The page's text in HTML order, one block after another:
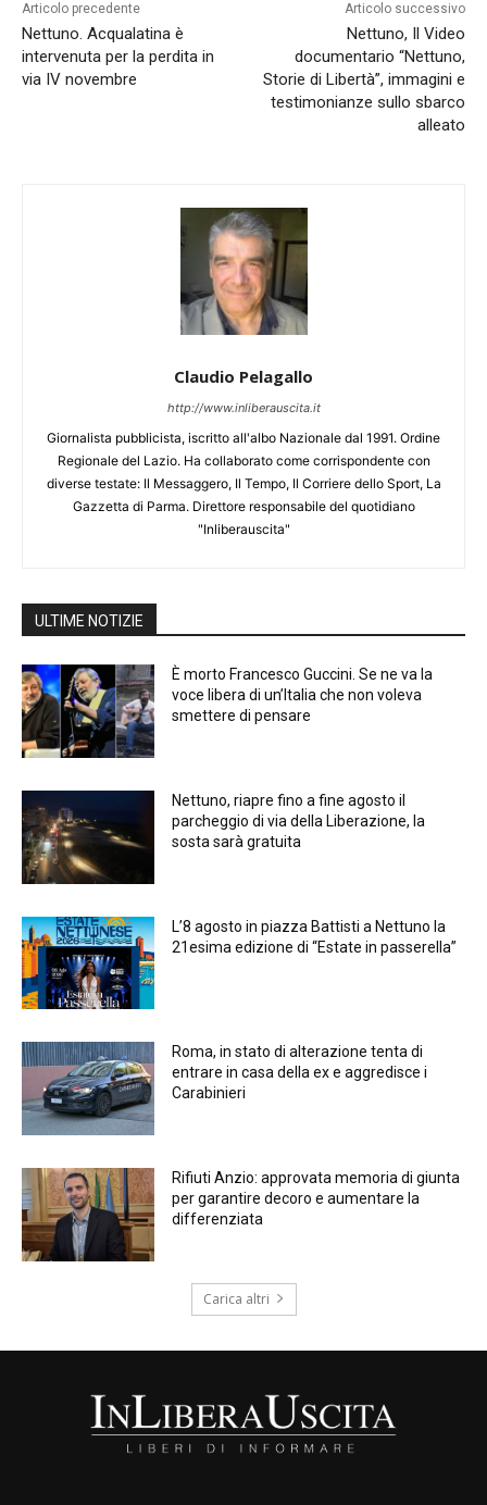
Articolo precedente
Nettuno. Acqualatina è
intervenuta per la perdita in
via IV novembre
Articolo successivo
Nettuno, Il Video
documentario “Nettuno,
Storie di Libertà”, immagini e
testimonianze sullo sbarco
alleato
Claudio Pelagallo
http://www.inliberauscita.it
Giornalista pubblicista, iscritto all'albo Nazionale dal 1991. Ordine
Regionale del Lazio. Ha collaborato come corrispondente con
diverse testate: Il Messaggero, Il Tempo, Il Corriere dello Sport, La
Gazzetta di Parma. Direttore responsabile del quotidiano
"Inliberauscita"
ULTIME NOTIZIE
È morto Francesco Guccini. Se ne va la
voce libera di un’Italia che non voleva
smettere di pensare
Nettuno, riapre fino a fine agosto il
parcheggio di via della Liberazione, la
sosta sarà gratuita
L’8 agosto in piazza Battisti a Nettuno la
21esima edizione di “Estate in passerella”
Roma, in stato di alterazione tenta di
entrare in casa della ex e aggredisce i
Carabinieri
Rifiuti Anzio: approvata memoria di giunta
per garantire decoro e aumentare la
differenziata
Carica altri